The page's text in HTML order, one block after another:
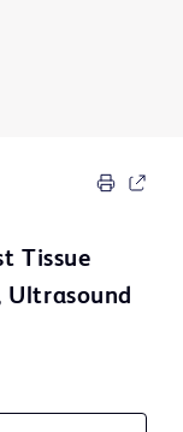
Tissue
Ultrasound